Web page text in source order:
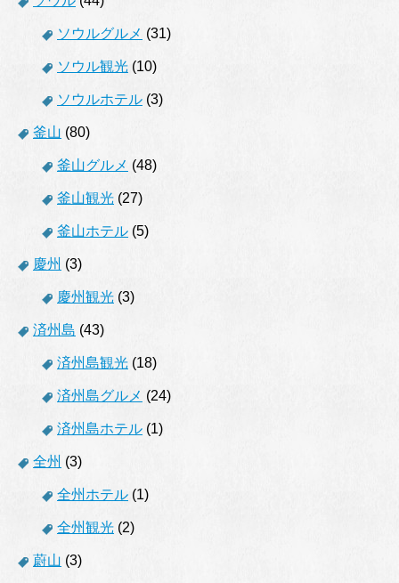
ソウルグルメ (31)
ソウル観光 (10)
ソウルホテル (3)
釜山 (80)
釜山グルメ (48)
釜山観光 (27)
釜山ホテル (5)
慶州 (3)
慶州観光 (3)
済州島 (43)
済州島観光 (18)
済州島グルメ (24)
済州島ホテル (1)
全州 (3)
全州ホテル (1)
全州観光 (2)
蔚山 (3)